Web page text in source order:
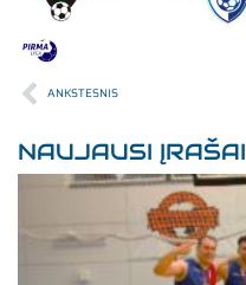
ANKSTESNIS
NAUJAUSI ĮRAŠAI